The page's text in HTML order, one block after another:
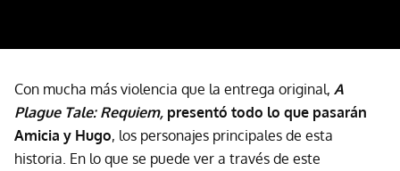
Con mucha más violencia que la entrega original, A
Plague Tale: Requiem, presentó todo lo que pasarán
Amicia y Hugo, los personajes principales de esta
historia. En lo que se puede ver a través de este